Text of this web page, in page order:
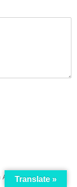
Tercela
Translate »